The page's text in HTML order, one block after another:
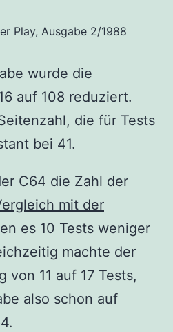
Play, Ausgabe 2/1988
wurde die
auf 108 reduziert.
die für Tests
bei 41.
C64 die Zahl der
mit der
es 10 Tests weniger
machte der
von 11 auf 17 Tests,
also schon auf